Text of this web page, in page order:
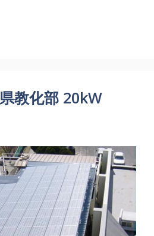
教化部 20kW